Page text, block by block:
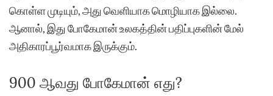
கொள்ள முடியும், அது வெளியாக மொழியாக இல்லை.
ஆனால், இது போகேமான் உலகத்தின் பதிப்புகளின் மேல்
அதிகாரப்பூர்வமாக இருக்கும்.
900 ஆவது போகேமான் எது?